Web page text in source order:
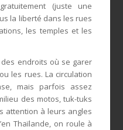
(juste une
la liberté dans les rues
les temples et les
endroits où se garer
les rues. La circulation
mais parfois assez
des motos, tuk-tuks
attention à leurs angles
Thaïlande, on roule à